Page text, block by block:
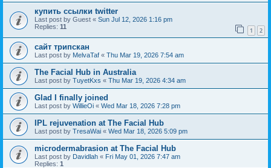
купить ссылки twitter
Last post by Guest « Sun Jul 12, 2026 1:16 pm
Replies: 11 1 2
сайт трипскан
Last post by MelvaTaf « Thu Mar 19, 2026 7:54 am
The Facial Hub in Australia
Last post by TuyetKxs « Thu Mar 19, 2026 4:34 am
Glad I finally joined
Last post by WillieOi « Wed Mar 18, 2026 7:28 pm
IPL rejuvenation at The Facial Hub
Last post by TresaWai « Wed Mar 18, 2026 5:09 pm
microdermabrasion at The Facial Hub
Last post by Davidlah « Fri May 01, 2026 7:47 am
Replies: 1